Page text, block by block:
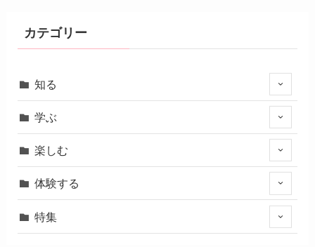
カテゴリー
知る
学ぶ
楽しむ
体験する
特集